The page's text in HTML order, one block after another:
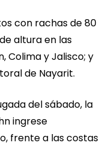
con rachas de 80
altura en las
Colima y Jalisco; y
de Nayarit.
del sábado, la
ingrese
frente a las costas